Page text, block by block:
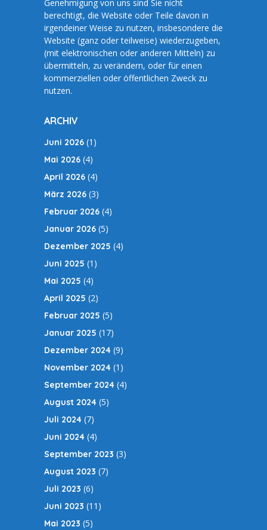
Genehmigung von uns sind Sie nicht
berechtigt, die Website oder Teile davon in
irgendeiner Weise zu nutzen, insbesondere die
Website (ganz oder teilweise) wiederzugeben,
(mit elektronischen oder anderen Mitteln) zu
übermitteln, zu verändern, oder für einen
kommerziellen oder öffentlichen Zweck zu
nutzen.
ARCHIV
Juni 2026 (1)
Mai 2026 (4)
April 2026 (4)
März 2026 (3)
Februar 2026 (4)
Januar 2026 (5)
Dezember 2025 (4)
Juni 2025 (1)
Mai 2025 (4)
April 2025 (2)
Februar 2025 (5)
Januar 2025 (17)
Dezember 2024 (9)
November 2024 (1)
September 2024 (4)
August 2024 (5)
Juli 2024 (7)
Juni 2024 (4)
September 2023 (3)
August 2023 (7)
Juli 2023 (6)
Juni 2023 (11)
Mai 2023 (5)